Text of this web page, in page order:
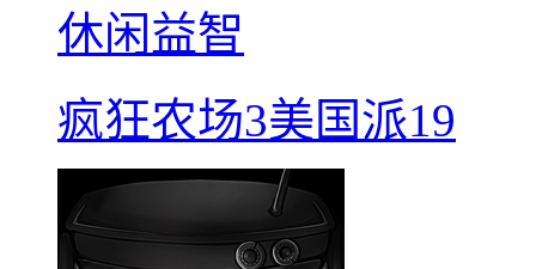
休闲益智
疯狂农场3美国派19